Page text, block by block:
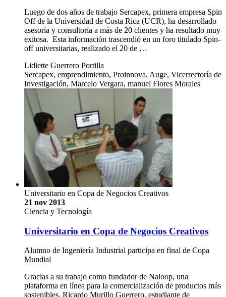
Luego de dos años de trabajo Sercapex, primera empresa Spin
Off de la Universidad de Costa Rica (UCR), ha desarrollado
asesoría y consultoría a más de 20 clientes y ha resultado muy
exitosa. Esta información trascendió en un foro titulado Spin-
off universitarias, realizado el 20 de …
Lidiette Guerrero Portilla
Sercapex, emprendimiento, Proinnova, Auge, Vicerrectoría de
Investigación, Marcelo Vergara, manuel Flores Morales
Universitario en Copa de Negocios Creativos
21 nov 2013
Ciencia y Tecnología
Universitario en Copa de Negocios Creativos
Alumno de Ingeniería Industrial participa en final de Copa
Mundial
Gracias a su trabajo como fundador de Naloop, una
plataforma en línea para la comercialización de productos más
sostenibles, Ricardo Murillo Guerrero, estudiante de